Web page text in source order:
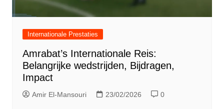
Internationale Prestaties
Amrabat’s Internationale Reis:
Belangrijke wedstrijden, Bijdragen,
Impact
Amir El-Mansouri 23/02/2026 0